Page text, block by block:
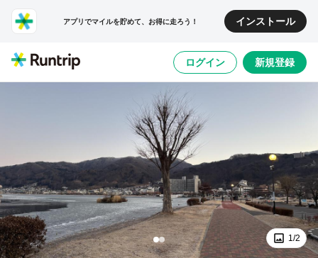
アプリでマイルを貯めて、お得に走ろう！ インストール
ログイン 新規登録
1/2